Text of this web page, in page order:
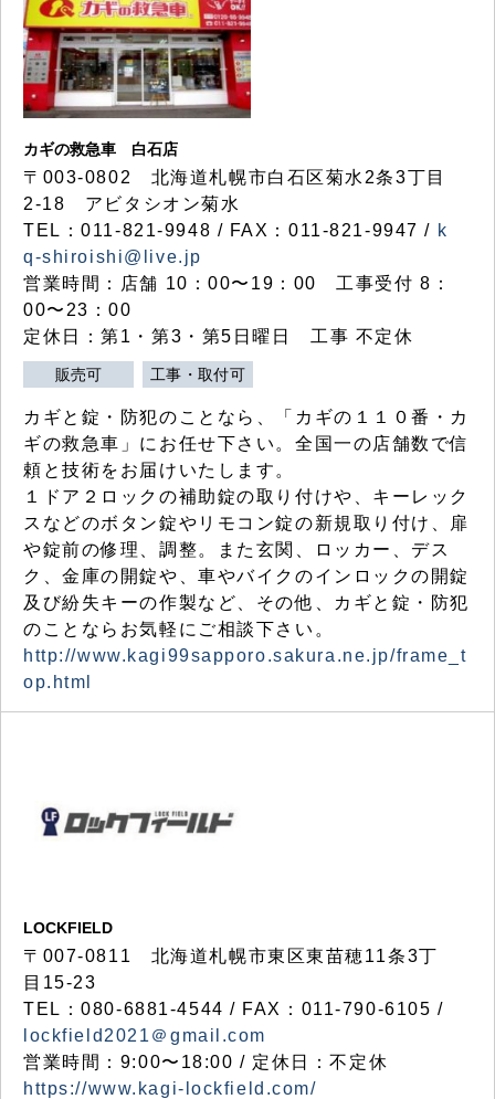
カギの救急車 白石店
〒003-0802 北海道札幌市白石区菊水2条3丁目
2-18 アビタシオン菊水
TEL：011-821-9948 / FAX：011-821-9947 / k
q-shiroishi@live.jp
営業時間：店舗 10：00〜19：00 工事受付 8：
00〜23：00
定休日：第1・第3・第5日曜日 工事 不定休
販売可 工事・取付可
カギと錠・防犯のことなら、「カギの１１０番・カ
ギの救急車」にお任せ下さい。全国一の店舗数で信
頼と技術をお届けいたします。
１ドア２ロックの補助錠の取り付けや、キーレック
スなどのボタン錠やリモコン錠の新規取り付け、扉
や錠前の修理、調整。また玄関、ロッカー、デス
ク、金庫の開錠や、車やバイクのインロックの開錠
及び紛失キーの作製など、その他、カギと錠・防犯
のことならお気軽にご相談下さい。
http://www.kagi99sapporo.sakura.ne.jp/frame_t
op.html
LOCKFIELD
〒007-0811 北海道札幌市東区東苗穂11条3丁
目15-23
TEL：080-6881-4544 / FAX：011-790-6105 /
lockfield2021＠gmail.com
営業時間：9:00〜18:00 / 定休日：不定休
https://www.kagi-lockfield.com/